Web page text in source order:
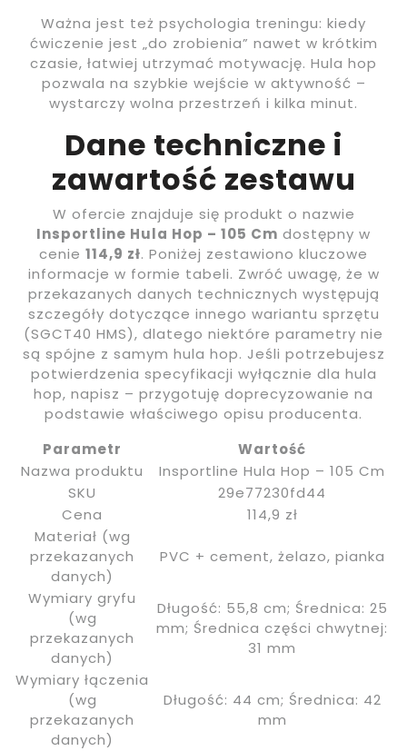
Ważna jest też psychologia treningu: kiedy
ćwiczenie jest „do zrobienia” nawet w krótkim
czasie, łatwiej utrzymać motywację. Hula hop
pozwala na szybkie wejście w aktywność –
wystarczy wolna przestrzeń i kilka minut.
Dane techniczne i
zawartość zestawu
W ofercie znajduje się produkt o nazwie
Insportline Hula Hop – 105 Cm dostępny w
cenie 114,9 zł. Poniżej zestawiono kluczowe
informacje w formie tabeli. Zwróć uwagę, że w
przekazanych danych technicznych występują
szczegóły dotyczące innego wariantu sprzętu
(SGCT40 HMS), dlatego niektóre parametry nie
są spójne z samym hula hop. Jeśli potrzebujesz
potwierdzenia specyfikacji wyłącznie dla hula
hop, napisz – przygotuję doprecyzowanie na
podstawie właściwego opisu producenta.
Parametr
Wartość
Nazwa produktu
Insportline Hula Hop – 105 Cm
SKU
29e77230fd44
Cena
114,9 zł
Materiał (wg
przekazanych
danych)
PVC + cement, żelazo, pianka
Wymiary gryfu
(wg
przekazanych
danych)
Długość: 55,8 cm; Średnica: 25
mm; Średnica części chwytnej:
31 mm
Wymiary łączenia
(wg
przekazanych
danych)
Długość: 44 cm; Średnica: 42
mm